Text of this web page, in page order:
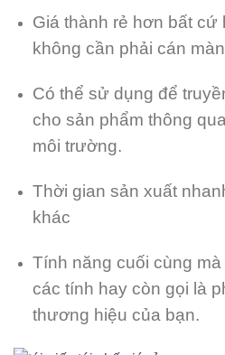
Giá thành rẻ hơn bất cứ
không cần phải cán màn
Có thể sử dụng để
cho sản phẩm thông
môi trường.
Thời gian sản xuất
khác
Tính năng cuối cùng
các tính hay còn gọi là
thương hiệu của bạn.